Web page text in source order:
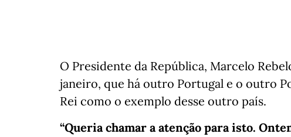
O Presidente da República, Marcelo
janeiro, que há outro Portugal e o outro
Rei como o exemplo desse outro país.
“Queria chamar a atenção para isto.